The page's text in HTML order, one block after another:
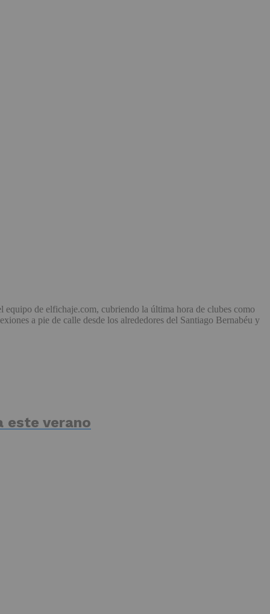
de elfichaje.com, cubriendo la última hora de clubes como
a pie de calle desde los alrededores del Santiago Bernabéu y
este verano